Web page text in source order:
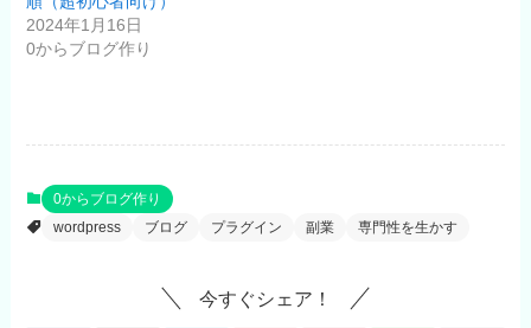
2024年1月16日
0からブログ作り
0からブログ作り
wordpress
ブログ プラグイン 副業 専門性を生かす
今すぐシェア！